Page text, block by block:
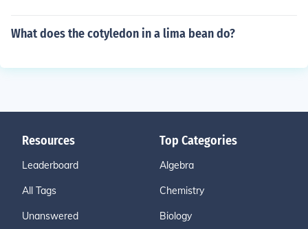
What does the cotyledon in a lima bean do?
Resources
Leaderboard
All Tags
Unanswered
Top Categories
Algebra
Chemistry
Biology